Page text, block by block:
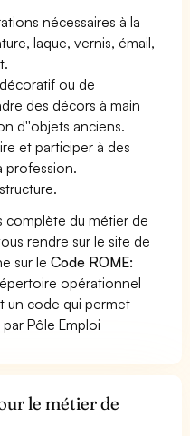
nécessaires à la
laque, vernis, émail,
ou de
des décors à main
d''objets anciens.
et participer à des
profession.
complète du métier de
rendre sur le site de
sur leCode ROME:
opérationnel
un code qui permet
Pôle Emploi
le métier de